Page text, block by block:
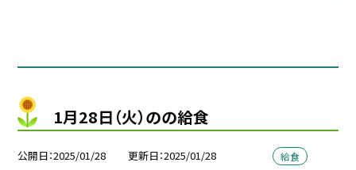
1月28日（火）のの給食
公開日 2025/01/28 更新日 2025/01/28 給食